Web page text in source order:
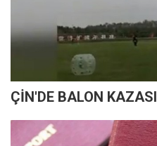
ÇİN'DE BALON KAZASI